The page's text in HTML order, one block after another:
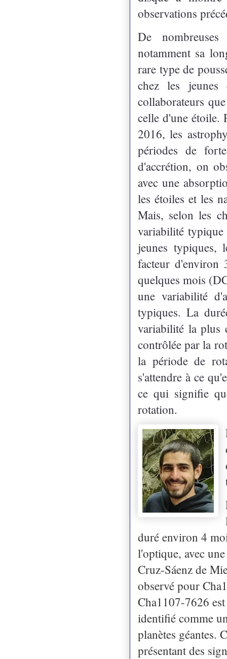
observations
De
notamment sa
rare type de
chez les
collaborateurs
celle d'une étoile.
2016, les
périodes de
d'accrétion, on
avec une
les étoiles et les
Mais, selon les
variabilité typique
jeunes typiques,
facteur d'environ
quelques mois
une variabilité
typiques. La
variabilité la plus
contrôlée par la
la période de
s'attendre à ce
ce qui signifie
rotation.
duré environ 4
l'optique, avec
Cruz-Sáenz de
observé pour
Cha1107-7626
identifié comme
planètes géantes.
présentant des